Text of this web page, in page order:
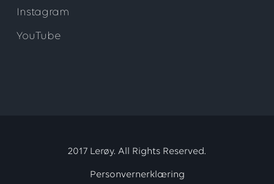
Instagram
YouTube
2017 Lerøy. All Rights Reserved.
Personvernerklæring